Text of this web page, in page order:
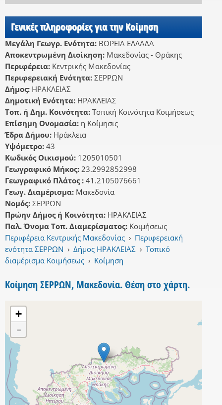
Γενικές πληροφορίες για την Κοίμηση
Μεγάλη Γεωγρ. Ενότητα: ΒΟΡΕΙΑ ΕΛΛΑΔΑ
Αποκεντρωμένη Διοίκηση: Μακεδονίας - Θράκης
Περιφέρεια: Κεντρικής Μακεδονίας
Περιφερειακή Ενότητα: ΣΕΡΡΩΝ
Δήμος: ΗΡΑΚΛΕΙΑΣ
Δημοτική Ενότητα: ΗΡΑΚΛΕΙΑΣ
Τοπ. ή Δημ. Κοινότητα: Τοπική Κοινότητα Κοιμήσεως
Επίσημη Ονομασία: η Κοίμησις
Έδρα Δήμου: Ηράκλεια
Υψόμετρο: 43
Κωδικός Οικισμού: 1205010501
Γεωγραφικό Μήκος: 23.2992852998
Γεωγραφικό Πλάτος : 41.2105076661
Γεωγ. Διαμέρισμα: Μακεδονία
Νομός: ΣΕΡΡΩΝ
Πρώην Δήμος ή Κοινότητα: ΗΡΑΚΛΕΙΑΣ
Παλ. Όνομα Τοπ. Διαμερίσματος: Κοιμήσεως
Περιφέρεια Κεντρικής Μακεδονίας › Περιφερειακή
ενότητα ΣΕΡΡΩΝ › Δήμος ΗΡΑΚΛΕΙΑΣ › Τοπικό
διαμέρισμα Κοιμήσεως › Κοίμηση
Κοίμηση ΣΕΡΡΩΝ, Μακεδονία. Θέση στο χάρτη.
+
-